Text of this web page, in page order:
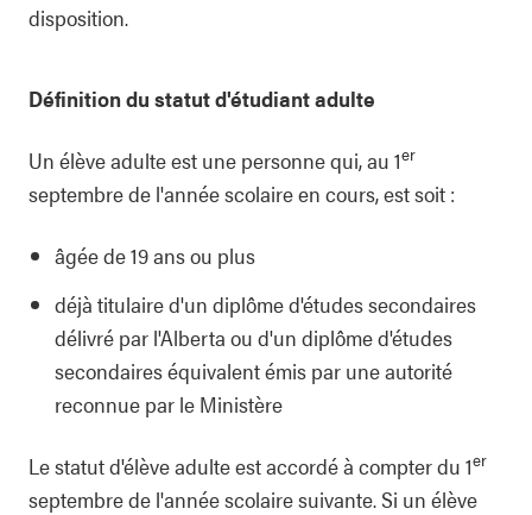
disposition.
Définition du statut d'étudiant adulte
Un élève adulte est une personne qui, au 1er
septembre de l'année scolaire en cours, est soit :
âgée de 19 ans ou plus
déjà titulaire d'un diplôme d'études secondaires
délivré par l'Alberta ou d'un diplôme d'études
secondaires équivalent émis par une autorité
reconnue par le Ministère
Le statut d'élève adulte est accordé à compter du 1er
septembre de l'année scolaire suivante. Si un élève